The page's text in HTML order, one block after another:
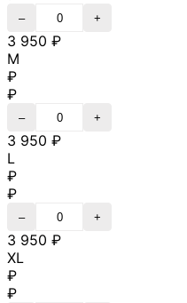
– +
3 950 ₽
M
₽
₽
– +
3 950 ₽
L
₽
₽
– +
3 950 ₽
XL
₽
₽